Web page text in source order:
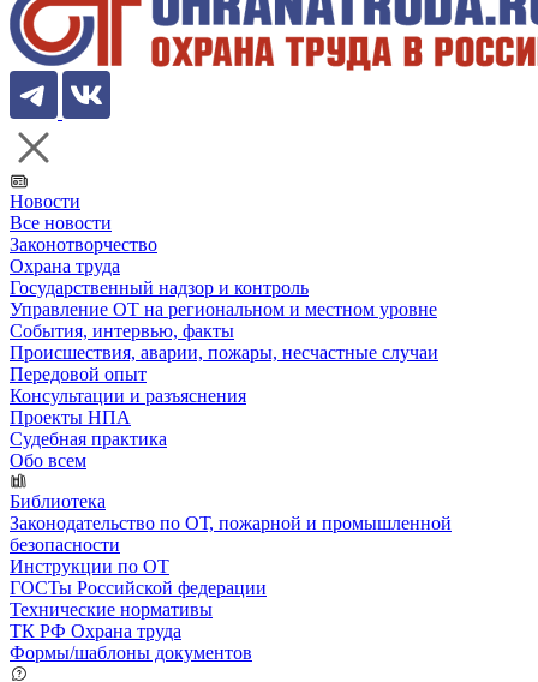
Новости
Все новости
Законотворчество
Охрана труда
Государственный надзор и контроль
Управление ОТ на региональном и местном уровне
События, интервью, факты
Происшествия, аварии, пожары, несчастные случаи
Передовой опыт
Консультации и разъяснения
Проекты НПА
Судебная практика
Обо всем
Библиотека
Законодательство по ОТ, пожарной и промышленной
безопасности
Инструкции по ОТ
ГОСТы Российской федерации
Технические нормативы
ТК РФ Охрана труда
Формы/шаблоны документов